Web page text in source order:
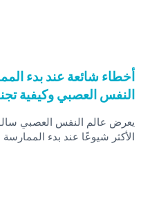
أخطاء شائعة عند بدء
النفس العصبي وكيفية
يعرض عالم النفس العصبي
الأكثر شيوعًا عند بدء